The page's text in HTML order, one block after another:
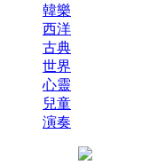
韓樂
西洋
古典
世界
心靈
兒童
演奏